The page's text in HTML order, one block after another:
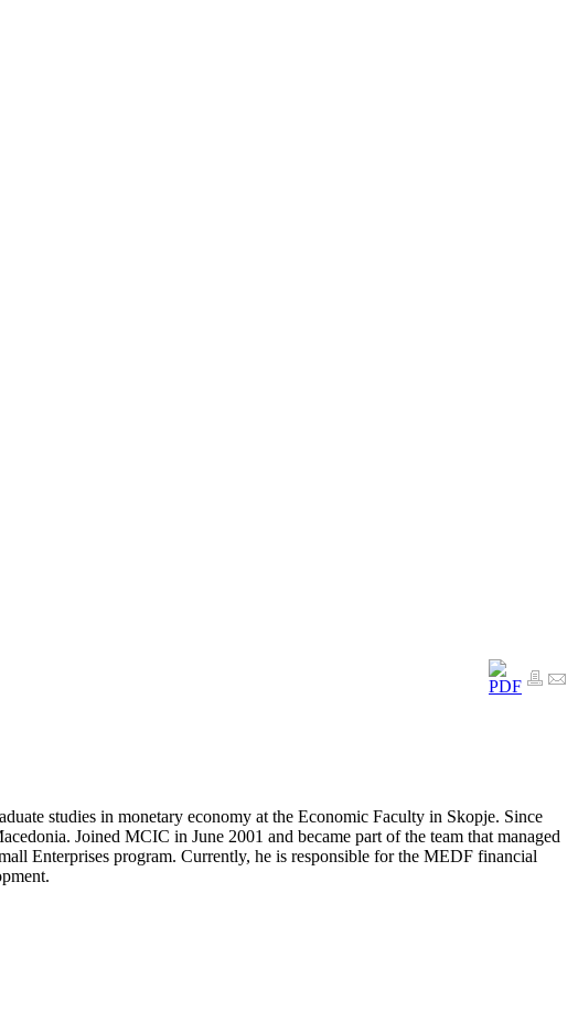
studies in monetary economy at the Economic Faculty in Skopje. Since
Joined MCIC in June 2001 and became part of the team that managed
Enterprises program. Currently, he is responsible for the MEDF financial